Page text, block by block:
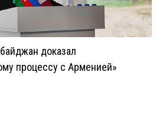
доказал
процессу с Арменией»